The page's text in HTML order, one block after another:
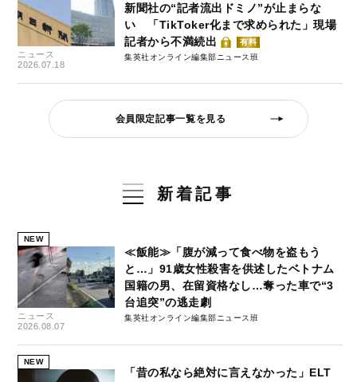
ニュース
2026.07.18
新聞社の“記者流出ドミノ”が止まらな
い 「TikToker化まで求められた」現場
記者から不満続出
有料
集英社オンライン編集部ニュース班
会員限定記事一覧を見る
新着記事
NEW
ニュース
2026.08.07
≪飯能≫「腹が減って食べ物を盗もう
と…」91歳女性殺害を供述したベトナム
国籍の男、在留資格なし…奪った車で“3
台追突”の逃走劇
集英社オンライン編集部ニュース班
NEW
「昔の私なら絶対に言えなかった」ELT